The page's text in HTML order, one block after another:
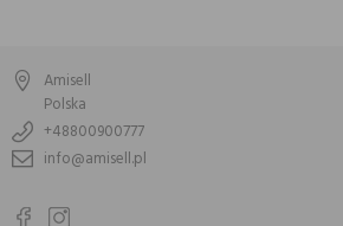
Amisell
Polska
+48800900777
info@amisell.pl